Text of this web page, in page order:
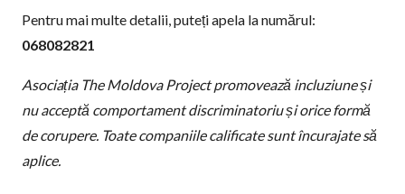
Pentru mai multe detalii, puteți apela la numărul:
068082821
Asociația The Moldova Project promovează incluziune și
nu acceptă comportament discriminatoriu și orice formă
de corupere. Toate companiile calificate sunt încurajate să
aplice.